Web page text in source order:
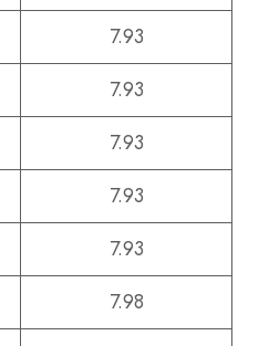
7.93
7.93
7.93
7.93
7.93
7.98